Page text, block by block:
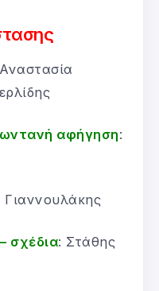
αφήγηση:
Γιαννουλάκης
σχέδια: Στάθης